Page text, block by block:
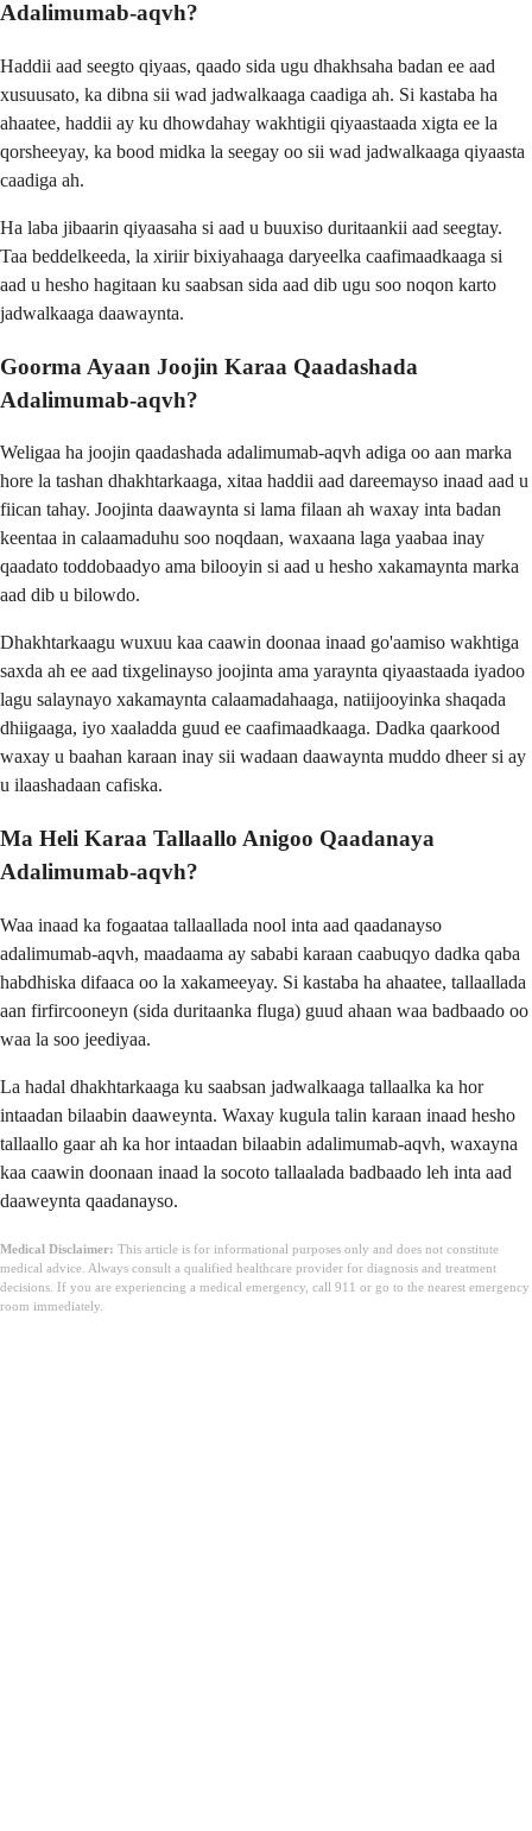
Adalimumab-aqvh?
Haddii aad seegto qiyaas, qaado sida ugu dhakhsaha badan ee aad
xusuusato, ka dibna sii wad jadwalkaaga caadiga ah. Si kastaba ha
ahaatee, haddii ay ku dhowdahay wakhtigii qiyaastaada xigta ee la
qorsheeyay, ka bood midka la seegay oo sii wad jadwalkaaga qiyaasta
caadiga ah.
Ha laba jibaarin qiyaasaha si aad u buuxiso duritaankii aad seegtay.
Taa beddelkeeda, la xiriir bixiyahaaga daryeelka caafimaadkaaga si
aad u hesho hagitaan ku saabsan sida aad dib ugu soo noqon karto
jadwalkaaga daawaynta.
Goorma Ayaan Joojin Karaa Qaadashada
Adalimumab-aqvh?
Weligaa ha joojin qaadashada adalimumab-aqvh adiga oo aan marka
hore la tashan dhakhtarkaaga, xitaa haddii aad dareemayso inaad aad u
fiican tahay. Joojinta daawaynta si lama filaan ah waxay inta badan
keentaa in calaamaduhu soo noqdaan, waxaana laga yaabaa inay
qaadato toddobaadyo ama bilooyin si aad u hesho xakamaynta marka
aad dib u bilowdo.
Dhakhtarkaagu wuxuu kaa caawin doonaa inaad go'aamiso wakhtiga
saxda ah ee aad tixgelinayso joojinta ama yaraynta qiyaastaada iyadoo
lagu salaynayo xakamaynta calaamadahaaga, natiijooyinka shaqada
dhiigaaga, iyo xaaladda guud ee caafimaadkaaga. Dadka qaarkood
waxay u baahan karaan inay sii wadaan daawaynta muddo dheer si ay
u ilaashadaan cafiska.
Ma Heli Karaa Tallaallo Anigoo Qaadanaya
Adalimumab-aqvh?
Waa inaad ka fogaataa tallaallada nool inta aad qaadanayso
adalimumab-aqvh, maadaama ay sababi karaan caabuqyo dadka qaba
habdhiska difaaca oo la xakameeyay. Si kastaba ha ahaatee, tallaallada
aan firfircooneyn (sida duritaanka fluga) guud ahaan waa badbaado oo
waa la soo jeediyaa.
La hadal dhakhtarkaaga ku saabsan jadwalkaaga tallaalka ka hor
intaadan bilaabin daaweynta. Waxay kugula talin karaan inaad hesho
tallaallo gaar ah ka hor intaadan bilaabin adalimumab-aqvh, waxayna
kaa caawin doonaan inaad la socoto tallaalada badbaado leh inta aad
daaweynta qaadanayso.
Medical Disclaimer: This article is for informational purposes only and does not constitute
medical advice. Always consult a qualified healthcare provider for diagnosis and treatment
decisions. If you are experiencing a medical emergency, call 911 or go to the nearest emergency
room immediately.